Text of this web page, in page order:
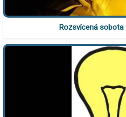
Rozsvícená sobota